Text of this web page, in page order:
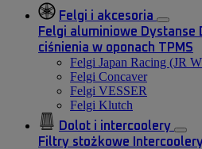
Felgi i akcesoria
Felgi aluminiowe Dystanse
ciśnienia w oponach TPMS
Felgi Japan Racing (JR
Felgi Concaver
Felgi VESSER
Felgi Klutch
Dolot i intercoolery
Filtry stożkowe